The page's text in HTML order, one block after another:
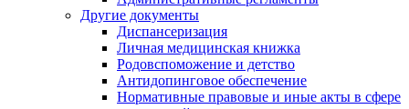
Другие документы
Диспансеризация
Личная медицинская книжка
Родовспоможение и детство
Антидопинговое обеспечение
Нормативные правовые и иные акты в сфере